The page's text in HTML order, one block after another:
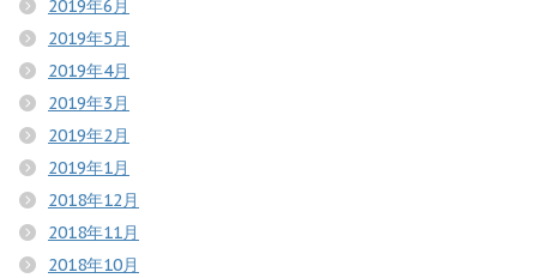
2019年6月
2019年5月
2019年4月
2019年3月
2019年2月
2019年1月
2018年12月
2018年11月
2018年10月